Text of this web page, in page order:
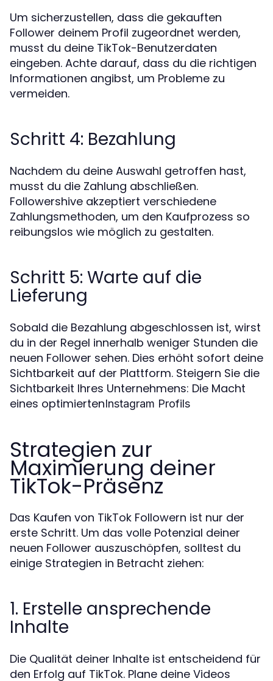
Um sicherzustellen, dass die gekauften
Follower deinem Profil zugeordnet werden,
musst du deine TikTok-Benutzerdaten
eingeben. Achte darauf, dass du die richtigen
Informationen angibst, um Probleme zu
vermeiden.
Schritt 4: Bezahlung
Nachdem du deine Auswahl getroffen hast,
musst du die Zahlung abschließen.
Followershive akzeptiert verschiedene
Zahlungsmethoden, um den Kaufprozess so
reibungslos wie möglich zu gestalten.
Schritt 5: Warte auf die
Lieferung
Sobald die Bezahlung abgeschlossen ist, wirst
du in der Regel innerhalb weniger Stunden die
neuen Follower sehen. Dies erhöht sofort deine
Sichtbarkeit auf der Plattform. Steigern Sie die
Sichtbarkeit Ihres Unternehmens: Die Macht
eines optimiertenInstagram Profils
Strategien zur
Maximierung deiner
TikTok-Präsenz
Das Kaufen von TikTok Followern ist nur der
erste Schritt. Um das volle Potenzial deiner
neuen Follower auszuschöpfen, solltest du
einige Strategien in Betracht ziehen:
1. Erstelle ansprechende
Inhalte
Die Qualität deiner Inhalte ist entscheidend für
den Erfolg auf TikTok. Plane deine Videos